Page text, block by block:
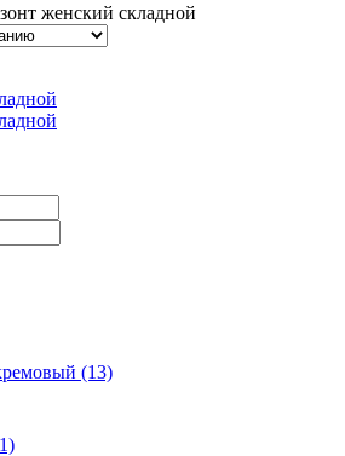
зонт женский складной
(13)